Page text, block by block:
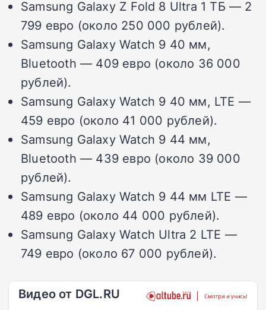
Samsung Galaxy Z Fold 8 Ultra 1 ТБ — 2
799 евро (около 250 000 рублей).
Samsung Galaxy Watch 9 40 мм,
Bluetooth — 409 евро (около 36 000
рублей).
Samsung Galaxy Watch 9 40 мм, LTE —
459 евро (около 41 000 рублей).
Samsung Galaxy Watch 9 44 мм,
Bluetooth — 439 евро (около 39 000
рублей).
Samsung Galaxy Watch 9 44 мм LTE —
489 евро (около 44 000 рублей).
Samsung Galaxy Watch Ultra 2 LTE —
749 евро (около 67 000 рублей).
Видео от DGL.RU